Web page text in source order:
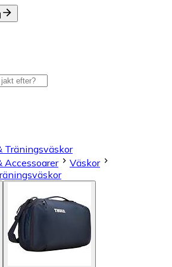
Träningsväskor
Accessoarer
Väskor